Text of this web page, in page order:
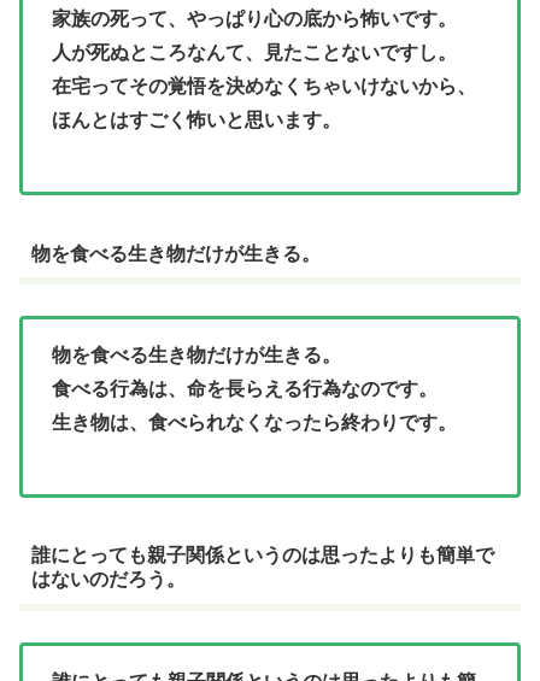
家族の死って、やっぱり心の底から怖いです。
人が死ぬところなんて、見たことないですし。
在宅ってその覚悟を決めなくちゃいけないから、
ほんとはすごく怖いと思います。
物を食べる生き物だけが生きる。
物を食べる生き物だけが生きる。
食べる行為は、命を長らえる行為なのです。
生き物は、食べられなくなったら終わりです。
誰にとっても親子関係というのは思ったよりも簡単で
はないのだろう。